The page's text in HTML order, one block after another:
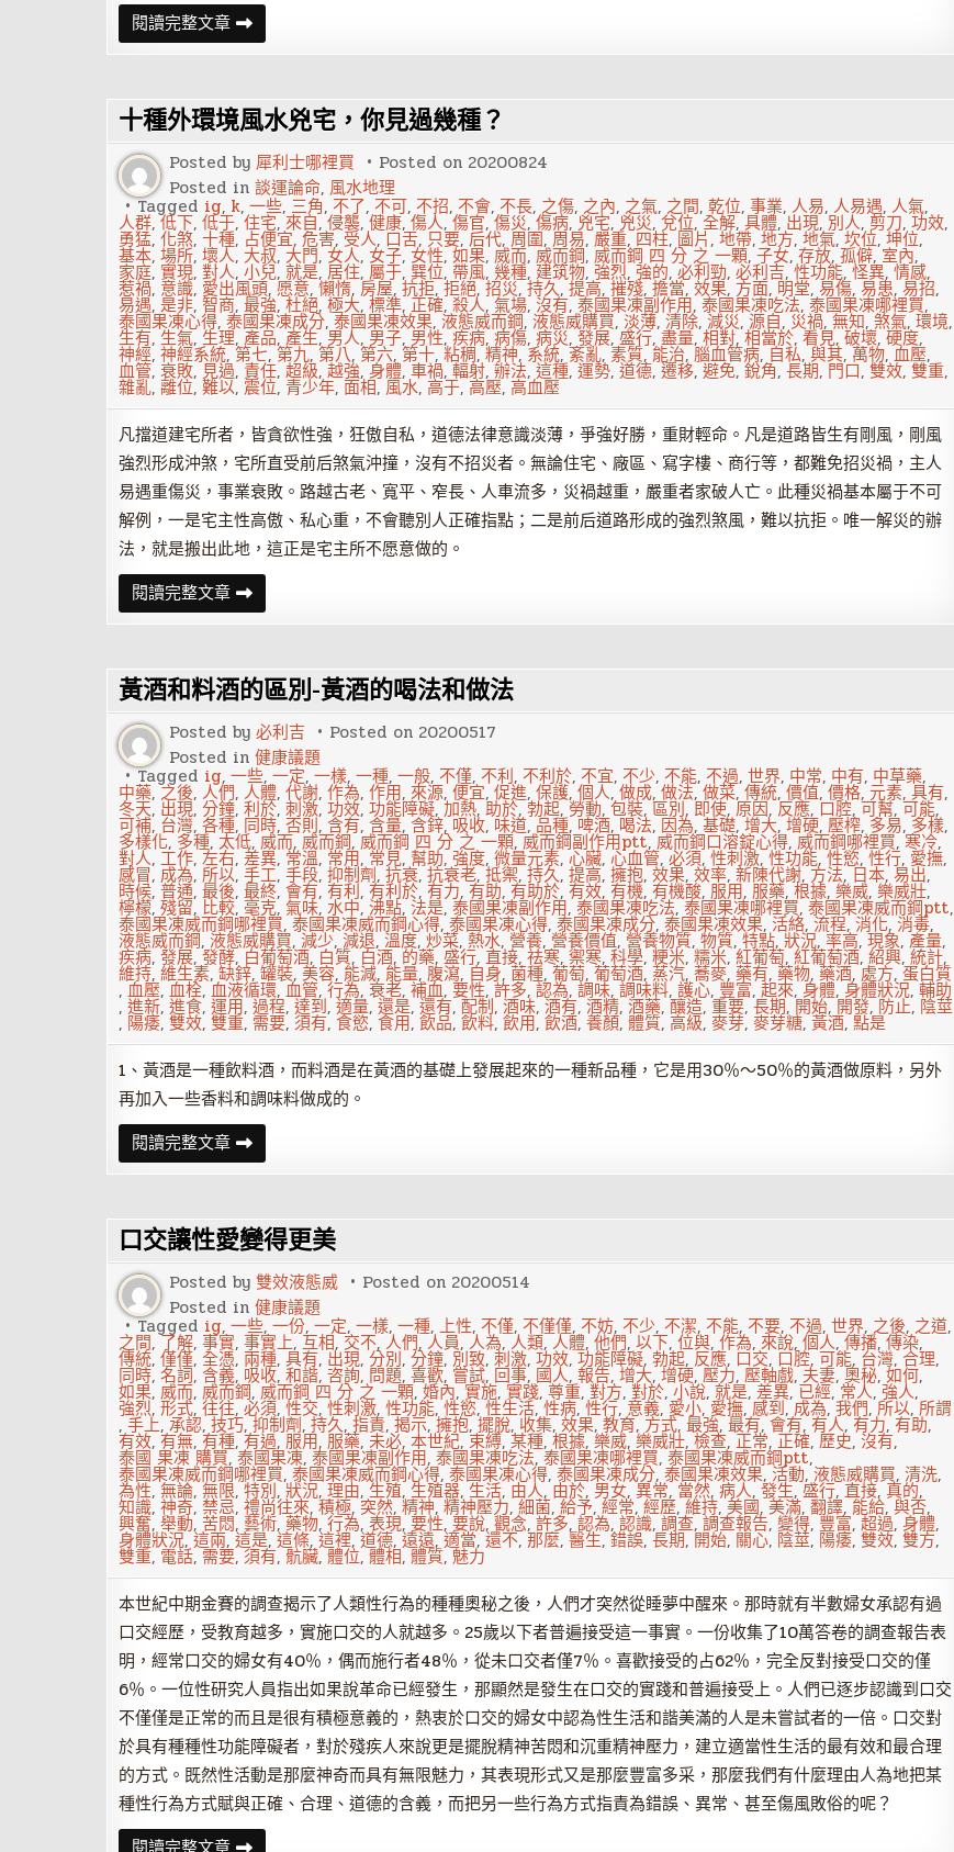
閱讀完整文章男
人
最
起
功
能
障
礙
十種外環境風水兇宅，你見過幾種？
Posted by 犀利士哪裡買 Posted on 20200824
Posted in 談運論命, 風水地理
Tagged ig, k, 一些, 三角, 不了, 不可, 不招, 不會, 不長, 之傷, 之內, 之氣, 之間, 乾位, 事業, 人易, 人易遇, 人氣,
人群,低下, 低于,住宅,來自,侵襲,健康,傷人,傷官,傷災,傷病,兇宅,兇災,兌位,全解,具體,出現,別人,剪刀,功效,
勇猛, 化煞, 十種, 占便宜, 危害,受人,口舌,只要,后代,周圍,周易,嚴重,四柱,圖片, 地帶,地方,地氣,坎位,坤位,
基本, 場所, 壞人, 大叔, 大門,女人, 女子, 女性,如果,威而, 威而鋼, 威而鋼 四 分 之 一顆,子女,存放,孤僻,室內,
家庭, 實現, 對人, 小兒, 就是, 居住, 屬于, 巽位, 帶風, 幾種, 建筑物, 強烈,強的,必利勁,必利吉,性功能,怪異, 情感,
惹禍, 意識, 愛出風頭,愿意, 懶惰, 房屋, 抗拒, 拒絕,招災,持久,提高,摧殘,擔當,效果, 方面, 明堂,易傷,易患,易招,
易遇, 是非, 智商, 最強,杜絕,極大,標準,正確,殺人,氣場,沒有,泰國果凍副作用, 泰國果凍吃法, 泰國果凍哪裡買,
泰國果凍心得,泰國果凍成分,泰國果凍效果,液態威而鋼,液態威購買,淡薄,清除,減災, 源自,災禍,無知,煞氣,環境,
生有,生氣, 生理,產品,產生,男人,男子,男性,疾病,病傷,病災,發展,盛行,盡量,相對,相當於, 看見,破壞,硬度,
神經, 神經系統, 第七,第九, 第八, 第六, 第十, 粘稠,精神,系統,紊亂,素質,能治, 腦血管病, 自私,與其,萬物,血壓,
血管, 衰敗,見過,責任,超級,越強,身體,車禍,輻射,辦法,這種,運勢,道德,遷移,避免,銳角,長期,門口,雙效, 雙重,
雜亂, 離位, 難以, 震位, 青少年, 面相,風水, 高于,高壓,高血壓
凡擋道建宅所者，皆貪欲性強，狂傲自私，道德法律意識淡薄，爭強好勝，重財輕命。凡是道路皆生有剛風，剛風
強烈形成沖煞，宅所直受前后煞氣沖撞，沒有不招災者。無論住宅、廠區、寫字樓、商行等，都難免招災禍，主人
易遇重傷災，事業衰敗。路越古老、寬平、窄長、人車流多，災禍越重，嚴重者家破人亡。此種災禍基本屬于不可
解例，一是宅主性高傲、私心重，不會聽別人正確指點；二是前后道路形成的強烈煞風，難以抗拒。唯一解災的辦
法，就是搬出此地，這正是宅主所不愿意做的。
閱讀完整文章十
種
外
風
水
兇
宅，
你
見
過
幾
種？
黃酒和料酒的區別-黃酒的喝法和做法
Posted by 必利吉 Posted on 20200517
Posted in 健康議題
Tagged ig, 一些, 一定, 一樣, 一種, 一般, 不僅, 不利, 不利於, 不宜, 不少, 不能, 不過, 世界, 中常, 中有, 中草藥,
中藥,之後, 人們, 人體, 代謝, 作為, 作用, 來源,便宜,促進,保護,個人,做成,做法,做菜,傳統,價值,價格,元素,具有,
冬天, 出現, 分鐘, 利於, 刺激, 功效, 功能障礙,加熱, 助於,勃起,勞動, 包裝,區別,即使,原因,反應, 口腔,可幫,可能,
可補, 台灣, 各種, 同時, 否則, 含有, 含量, 含鋅,吸收,味道,品種,啤酒, 喝法, 因為, 基礎,增大,增硬, 壓榨, 多易, 多樣,
多樣化,多種,太低,威而,威而鋼,威而鋼 四 分 之 一顆,威而鋼副作用ptt,威而鋼口溶錠心得,威而鋼哪裡買,寒冷,
對人,工作,左右,差異,常溫,常用,常見,幫助,強度, 微量元素,心臟,心血管,必須,性刺激,性功能,性慾,性行, 愛撫,
感冒, 成為, 所以, 手工, 手段, 抑制劑, 抗衰,抗衰老,抵禦, 持久, 提高, 擁抱,效果,效率,新陳代謝,方法,日本,易出,
時候, 普通, 最後, 最終, 會有, 有利,有利於, 有力, 有助,有助於, 有效, 有機, 有機酸,服用,服藥,根據, 樂威,樂威壯,
檸檬, 殘留, 比較, 毫克, 氣味, 水中, 沸點,法是, 泰國果凍副作用,泰國果凍吃法,泰國果凍哪裡買,泰國果凍威而鋼ptt,
泰國果凍威而鋼哪裡買,泰國果凍威而鋼心得,泰國果凍心得,泰國果凍成分,泰國果凍效果,活絡,流程, 消化,消毒,
液態威而鋼,液態威購買,減少, 減退,溫度, 炒菜,熱水,營養,營養價值,營養物質,物質,特點,狀況,率高,現象,產量,
疾病,發展,發酵,白葡萄酒,白質,白酒,的藥, 盛行,直接,祛寒,禦寒, 科學,粳米,糯米,紅葡萄,紅葡萄酒, 紹興, 統計,
維持, 維生素,缺鋅,罐裝,美容, 能減,能量,腹瀉,自身,菌種, 葡萄, 葡萄酒, 蒸汽, 蕎麥, 藥有, 藥物,藥酒,處方,蛋白質
,血壓,血栓,血液循環,血管,行為,衰老, 補血,要性,許多,認為, 調味, 調味料, 護心,豐富,起來,身體,身體狀況,輔助
, 進新, 進食, 運用,過程, 達到,適量,還是,還有,配制, 酒味, 酒有,酒精,酒藥,釀造,重要,長期,開始,開發,防止, 陰莖
, 陽痿, 雙效, 雙重, 需要, 須有, 食慾, 食用, 飲品, 飲料, 飲用, 飲酒, 養顏, 體質, 高級, 麥芽, 麥芽糖,黃酒,點是
1、黃酒是一種飲料酒，而料酒是在黃酒的基礎上發展起來的一種新品種，它是用30％～50％的黃酒做原料，另外
再加入一些香料和調味料做成的。
閱讀完整文章黃
酒
和
的
區
別-
黃
酒
的
喝
法
和
做
法
口交讓性愛變得更美
Posted by 雙效液態威 Posted on 20200514
Posted in 健康議題
Tagged ig, 一些, 一份, 一定, 一樣, 一種, 上性, 不僅, 不僅僅, 不妨, 不少, 不潔, 不能, 不要, 不過, 世界, 之後, 之道,
之間,了解, 事實, 事實上,互相,交不,人們,人員, 人為,人類,人體,他們,以下,位與,作為,來說,個人, 傳播,傳染,
傳統, 僅僅, 全憑, 兩種, 具有,出現,分別,分鐘, 別致,刺激,功效,功能障礙, 勃起, 反應, 口交, 口腔,可能,台灣,合理,
同時, 名詞, 含義, 吸收, 和諧, 咨詢, 問題, 喜歡, 嘗試, 回事, 國人, 報告, 增大,增硬,壓力, 壓軸戲,夫妻,奧秘, 如何,
如果, 威而, 威而鋼,威而鋼 四 分 之 一顆, 婚內,實施, 實踐, 尊重,對方,對於,小說, 就是, 差異,已經,常人,強人,
強烈, 形式, 往往,必須,性交, 性刺激, 性功能,性慾,性生活,性病,性行,意義,愛小,愛撫,感到,成為,我們,所以,所謂
,手上,承認,技巧,抑制劑, 持久,指責,揭示,擁抱,擺脫, 收集, 效果, 教育,方式,最強,最有,會有,有人,有力,有助,
有效, 有無,有種,有過,服用,服藥,未必,本世紀,束縛,某種, 根據, 樂威,樂威壯,檢查,正常,正確,歷史,沒有,
泰國 果凍 購買,泰國果凍,泰國果凍副作用, 泰國果凍吃法,泰國果凍哪裡買,泰國果凍威而鋼ptt,
泰國果凍威而鋼哪裡買,泰國果凍威而鋼心得,泰國果凍心得,泰國果凍成分,泰國果凍效果,活動,液態威購買, 清洗,
為性,無論,無限,特別,狀況,理由,生殖,生殖器,生活,由人,由於,男女,異常,當然,病人, 發生,盛行,直接,真的,
知識, 神奇, 禁忌, 禮尚往來,積極,突然, 精神, 精神壓力,細菌,給予,經常,經歷,維持,美國,美滿, 翻譯, 能給,與否,
興奮, 舉動, 苦悶, 藝術,藥物,行為,表現,要性,要說, 觀念,許多,認為, 認識, 調查, 調查報告, 變得,豐富,超過, 身體,
身體狀況,這兩,這是,這條,這裡,道德,遠遠, 適當,還不,那麼, 醫生,錯誤,長期, 開始, 關心, 陰莖, 陽痿, 雙效, 雙方,
雙重,電話,需要,須有,骯臟,體位,體相,體質,魅力
本世紀中期金賽的調查揭示了人類性行為的種種奧秘之後，人們才突然從睡夢中醒來。那時就有半數婦女承認有過
口交經歷，受教育越多，實施口交的人就越多。25歲以下者普遍接受這一事實。一份收集了10萬答卷的調查報告表
明，經常口交的婦女有40％，偶而施行者48％，從未口交者僅7％。喜歡接受的占62％，完全反對接受口交的僅
6％。一位性研究人員指出如果說革命已經發生，那顯然是發生在口交的實踐和普遍接受上。人們已逐步認識到口交
不僅僅是正常的而且是很有積極意義的，熱衷於口交的婦女中認為性生活和諧美滿的人是未嘗試者的一倍。口交對
於具有種種性功能障礙者，對於殘疾人來說更是擺脫精神苦悶和沉重精神壓力，建立適當性生活的最有效和最合理
的方式。既然性活動是那麼神奇而具有無限魅力，其表現形式又是那麼豐富多采，那麼我們有什麼理由人為地把某
種性行為方式賦與正確、合理、道德的含義，而把另一些行為方式指責為錯誤、異常、甚至傷風敗俗的呢？
口